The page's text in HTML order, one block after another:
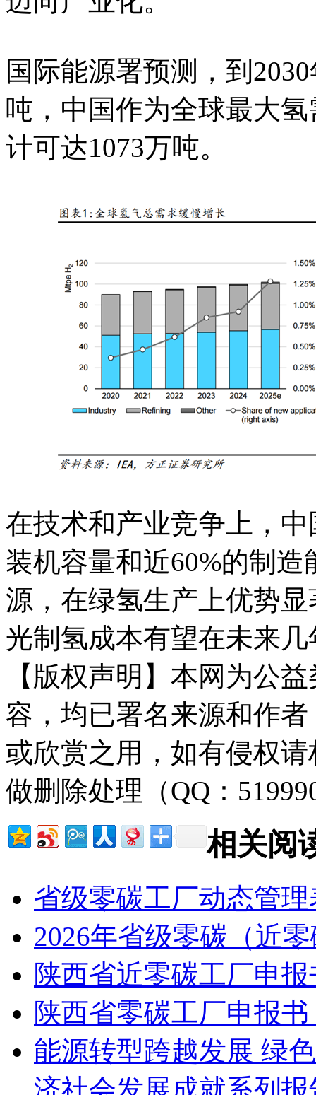
国际能源署预测，到
吨，中国作为全球最大
计可达1073万吨。
在技术和产业竞争上，
装机容量和近60%的制
源，在绿氢生产上优势
光制氢成本有望在未来
【版权声明】本网为公
容，均已署名来源和作
或欣赏之用，如有侵权
做删除处理（QQ：
相关阅
省级零碳工厂动态管理
2026年省级零碳（近
陕西省近零碳工厂申
陕西省零碳工厂申报
能源转型跨越发展 绿
济社会发展成就系列